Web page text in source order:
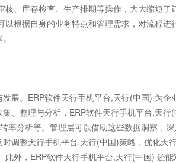
、库存检查、生产排期等操作，大大缩短了
根据自身的业务特点和管理需求，对流程进
展。ERP软件天行手机平台,天行(中国) 为企
、整理与分析，ERP软件天行手机平台,天行(
率分析等。管理层可以借助这些数据洞察，深
调整天行手机平台,天行(中国)策略，优化天
外，ERP软件天行手机平台,天行(中国) 还能